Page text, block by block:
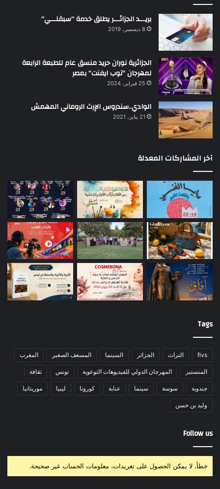
بريـــد الجزائـــر يطلق خدمة “سبقلـــي”
8 ديسمبر، 2019
الجزائرية نوران حريد منسق عام للطبعة الرابعة
لمهرجان “توب ايفنت” بمصر
25 فبراير، 2024
الوادي..سندروس الإرث الروماني المهمش
21 يناير، 2021
آخر المشاركات المعدلة
Tags
fivs التراث الجزائر السينما المسعف الصغير المغرب
المنستير المهرجان الدولي للفيديوهات التوعوية تونس ثقافة
جندوبة سوسة سينما عنابة كورونا ليبيا موريتانيا
وليد بن حسن
Follow us
خطأ، لا يمكن الحصول على تغريدات، معلومات الحساب غير صحيحة.